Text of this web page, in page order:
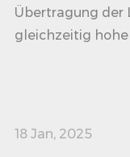
Übertragung der
gleichzeitig
18 Jan, 2025